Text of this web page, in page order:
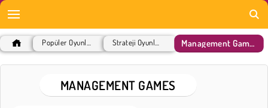
Management Games
MANAGEMENT GAMES